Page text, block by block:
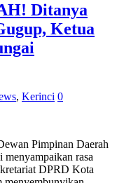
Ditanya
Ketua
, Kerinci 0
Pimpinan Daerah
rasa
DPRD Kota